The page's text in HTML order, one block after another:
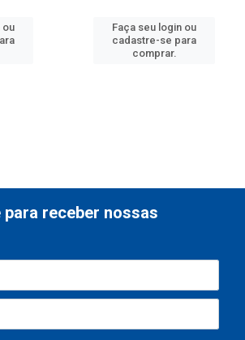
ou
Faça seu login ou
cadastre-se para
comprar.
receber nossas